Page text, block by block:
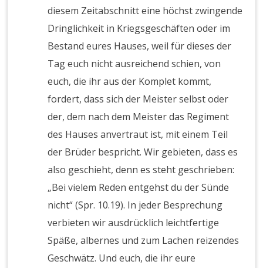
diesem Zeitabschnitt eine höchst zwingende
Dringlichkeit in Kriegsgeschäften oder im
Bestand eures Hauses, weil für dieses der
Tag euch nicht ausreichend schien, von
euch, die ihr aus der Komplet kommt,
fordert, dass sich der Meister selbst oder
der, dem nach dem Meister das Regiment
des Hauses anvertraut ist, mit einem Teil
der Brüder bespricht. Wir gebieten, dass es
also geschieht, denn es steht geschrieben:
„Bei vielem Reden entgehst du der Sünde
nicht“ (Spr. 10.19). In jeder Besprechung
verbieten wir ausdrücklich leichtfertige
Späße, albernes und zum Lachen reizendes
Geschwätz. Und euch, die ihr eure